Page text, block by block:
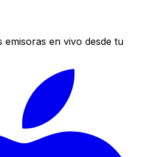
emisoras en vivo desde tu